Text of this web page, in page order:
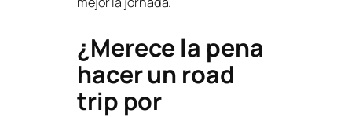
¿Merece la pena
hacer un road
trip por